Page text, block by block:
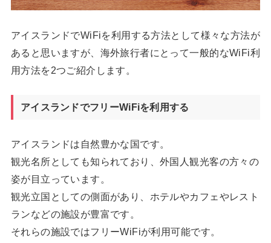
アイスランドでWiFiを利用する方法として様々な方法が
あると思いますが、海外旅行者にとって一般的なWiFi利
用方法を2つご紹介します。
アイスランドでフリーWiFiを利用する
アイスランドは自然豊かな国です。
観光名所としても知られており、外国人観光客の方々の
姿が目立っています。
観光立国としての側面があり、ホテルやカフェやレスト
ランなどの施設が豊富です。
それらの施設ではフリーWiFiが利用可能です。